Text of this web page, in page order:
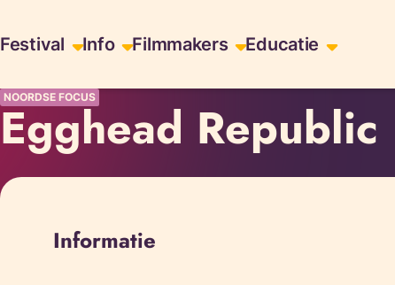
Festival Info Filmmakers Educatie
NOORDSE FOCUS
Egghead Republic
Informatie